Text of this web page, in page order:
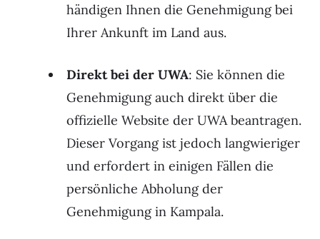
händigen Ihnen die Genehmigung bei
Ihrer Ankunft im Land aus.
Direkt bei der UWA: Sie können die
Genehmigung auch direkt über die
offizielle Website der UWA beantragen.
Dieser Vorgang ist jedoch langwieriger
und erfordert in einigen Fällen die
persönliche Abholung der
Genehmigung in Kampala.